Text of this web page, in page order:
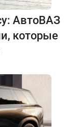
АвтоВАЗ
которые